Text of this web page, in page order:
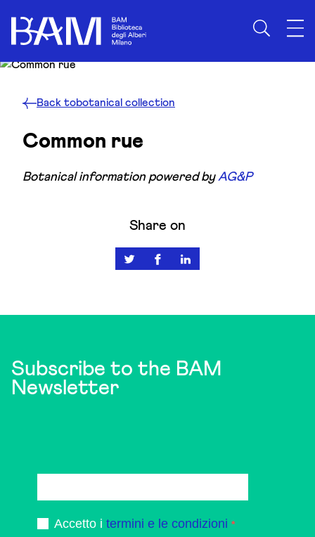
Back tobotanical collection
Common rue
Botanical information powered byAG&P
Share on
Subscribe to the BAM
Newsletter
Accetto i termini e le condizioni